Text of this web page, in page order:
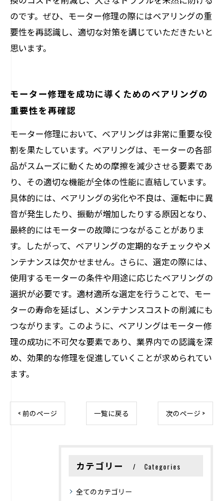
のです。ぜひ、モーター修理の際にはベアリングの重
要性を再認識し、適切な対策を講じていただきたいと
思います。
モーター修理を成功に導くためのベアリングの
重要性を再確認
モーター修理において、ベアリングは非常に重要な役
割を果たしています。ベアリングは、モーターの各部
品がスムーズに動くための摩擦を減少させる要素であ
り、その適切な機能が全体の性能に直結しています。
具体的には、ベアリングの劣化や不良は、運転中に異
音が発生したり、振動が増加したりする原因となり、
最終的にはモーターの故障につながることがありま
す。したがって、ベアリングの定期的なチェックやメ
ンテナンスは欠かせません。さらに、選定の際には、
使用するモーターの条件や用途に応じたベアリングの
選択が必要です。適材適所な選定を行うことで、モー
ターの寿命を延ばし、メンテナンスコストの削減にも
つながります。このように、ベアリングはモーター修
理の成功に不可欠な要素であり、業界内での認識を深
め、効果的な修理を促進していくことが求められてい
ます。
< 前のページ 一覧に戻る 次のページ >
カテゴリー Categories
全てのカテゴリー